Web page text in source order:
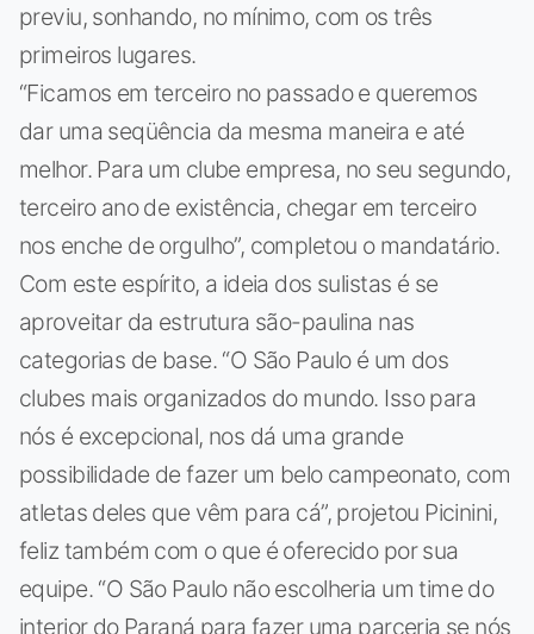
previu, sonhando, no mínimo, com os três
primeiros lugares.
“Ficamos em terceiro no passado e queremos
dar uma seqüência da mesma maneira e até
melhor. Para um clube empresa, no seu segundo,
terceiro ano de existência, chegar em terceiro
nos enche de orgulho”, completou o mandatário.
Com este espírito, a ideia dos sulistas é se
aproveitar da estrutura são-paulina nas
categorias de base. “O São Paulo é um dos
clubes mais organizados do mundo. Isso para
nós é excepcional, nos dá uma grande
possibilidade de fazer um belo campeonato, com
atletas deles que vêm para cá”, projetou Picinini,
feliz também com o que é oferecido por sua
equipe. “O São Paulo não escolheria um time do
interior do Paraná para fazer uma parceria se nós